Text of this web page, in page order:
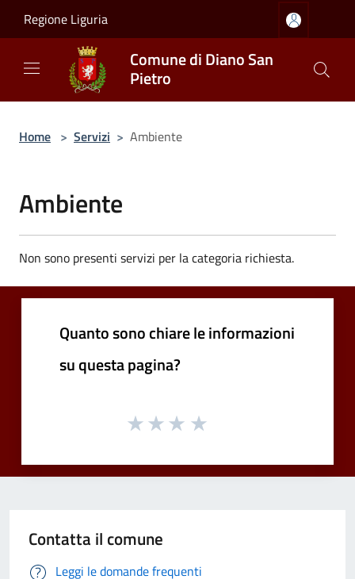
Regione Liguria
Comune di Diano San
Pietro
Home > Servizi > Ambiente
Ambiente
Non sono presenti servizi per la categoria richiesta.
Quanto sono chiare le informazioni
su questa pagina?
Contatta il comune
Leggi le domande frequenti